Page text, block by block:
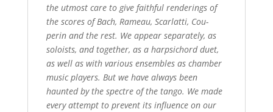
the utmost care to give faithful renderings of
the scores of Bach, Rameau, Scarlatti, Cou-
perin and the rest. We appear separately, as
soloists, and together, as a harpsichord duet,
as well as with various ensembles as chamber
music players. But we have always been
haunted by the spectre of the tango. We made
every attempt to prevent its influence on our